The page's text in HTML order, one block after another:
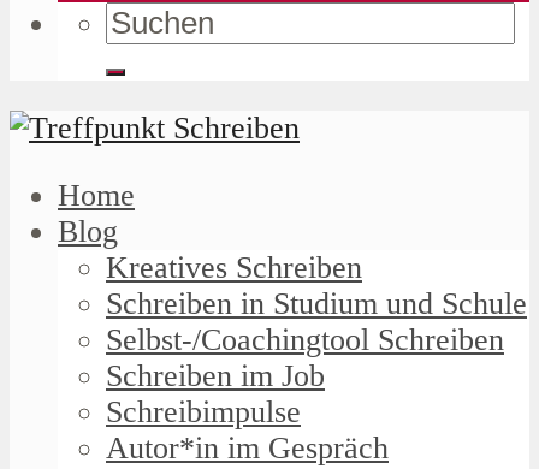
Home
Blog
Kreatives Schreiben
Schreiben in Studium und Schule
Selbst-/Coachingtool Schreiben
Schreiben im Job
Schreibimpulse
Autor*in im Gespräch